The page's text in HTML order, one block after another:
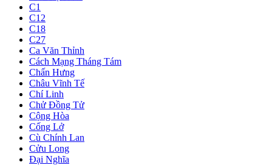
C1
C12
C18
C27
Ca Văn Thỉnh
Cách Mạng Tháng Tám
Chấn Hưng
Châu Vĩnh Tế
Chí Linh
Chử Đồng Tử
Cộng Hòa
Cống Lở
Cù Chính Lan
Cửu Long
Đại Nghĩa